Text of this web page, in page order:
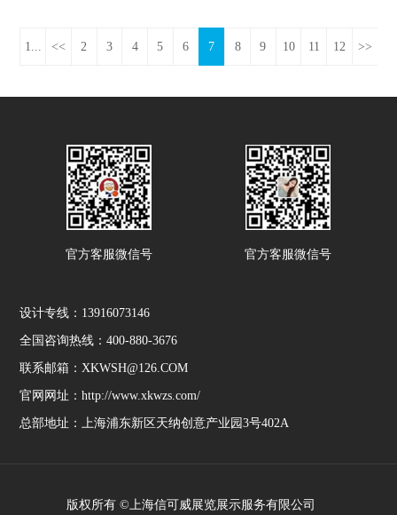
展会布展，作为展览搭
前期策划、设计创意、
个国家各个城市的一站
式会展设计搭建服务。
会布展，作为展览公司
划、设计创意、现场搭
家各个城市的一站式会
展设计搭建服务。
1... << 2 3 4 5 6 7 8 9 10 11 12 >>
官方客服微信号 官方客服微信号
设计专线：13916073146
全国咨询热线：400-880-3676
联系邮箱：XKWSH@126.COM
官网网址：http://www.xkwzs.com/
总部地址：上海浦东新区天纳创意产业园3号402A
版权所有 ©上海信可威展览展示服务有限公司